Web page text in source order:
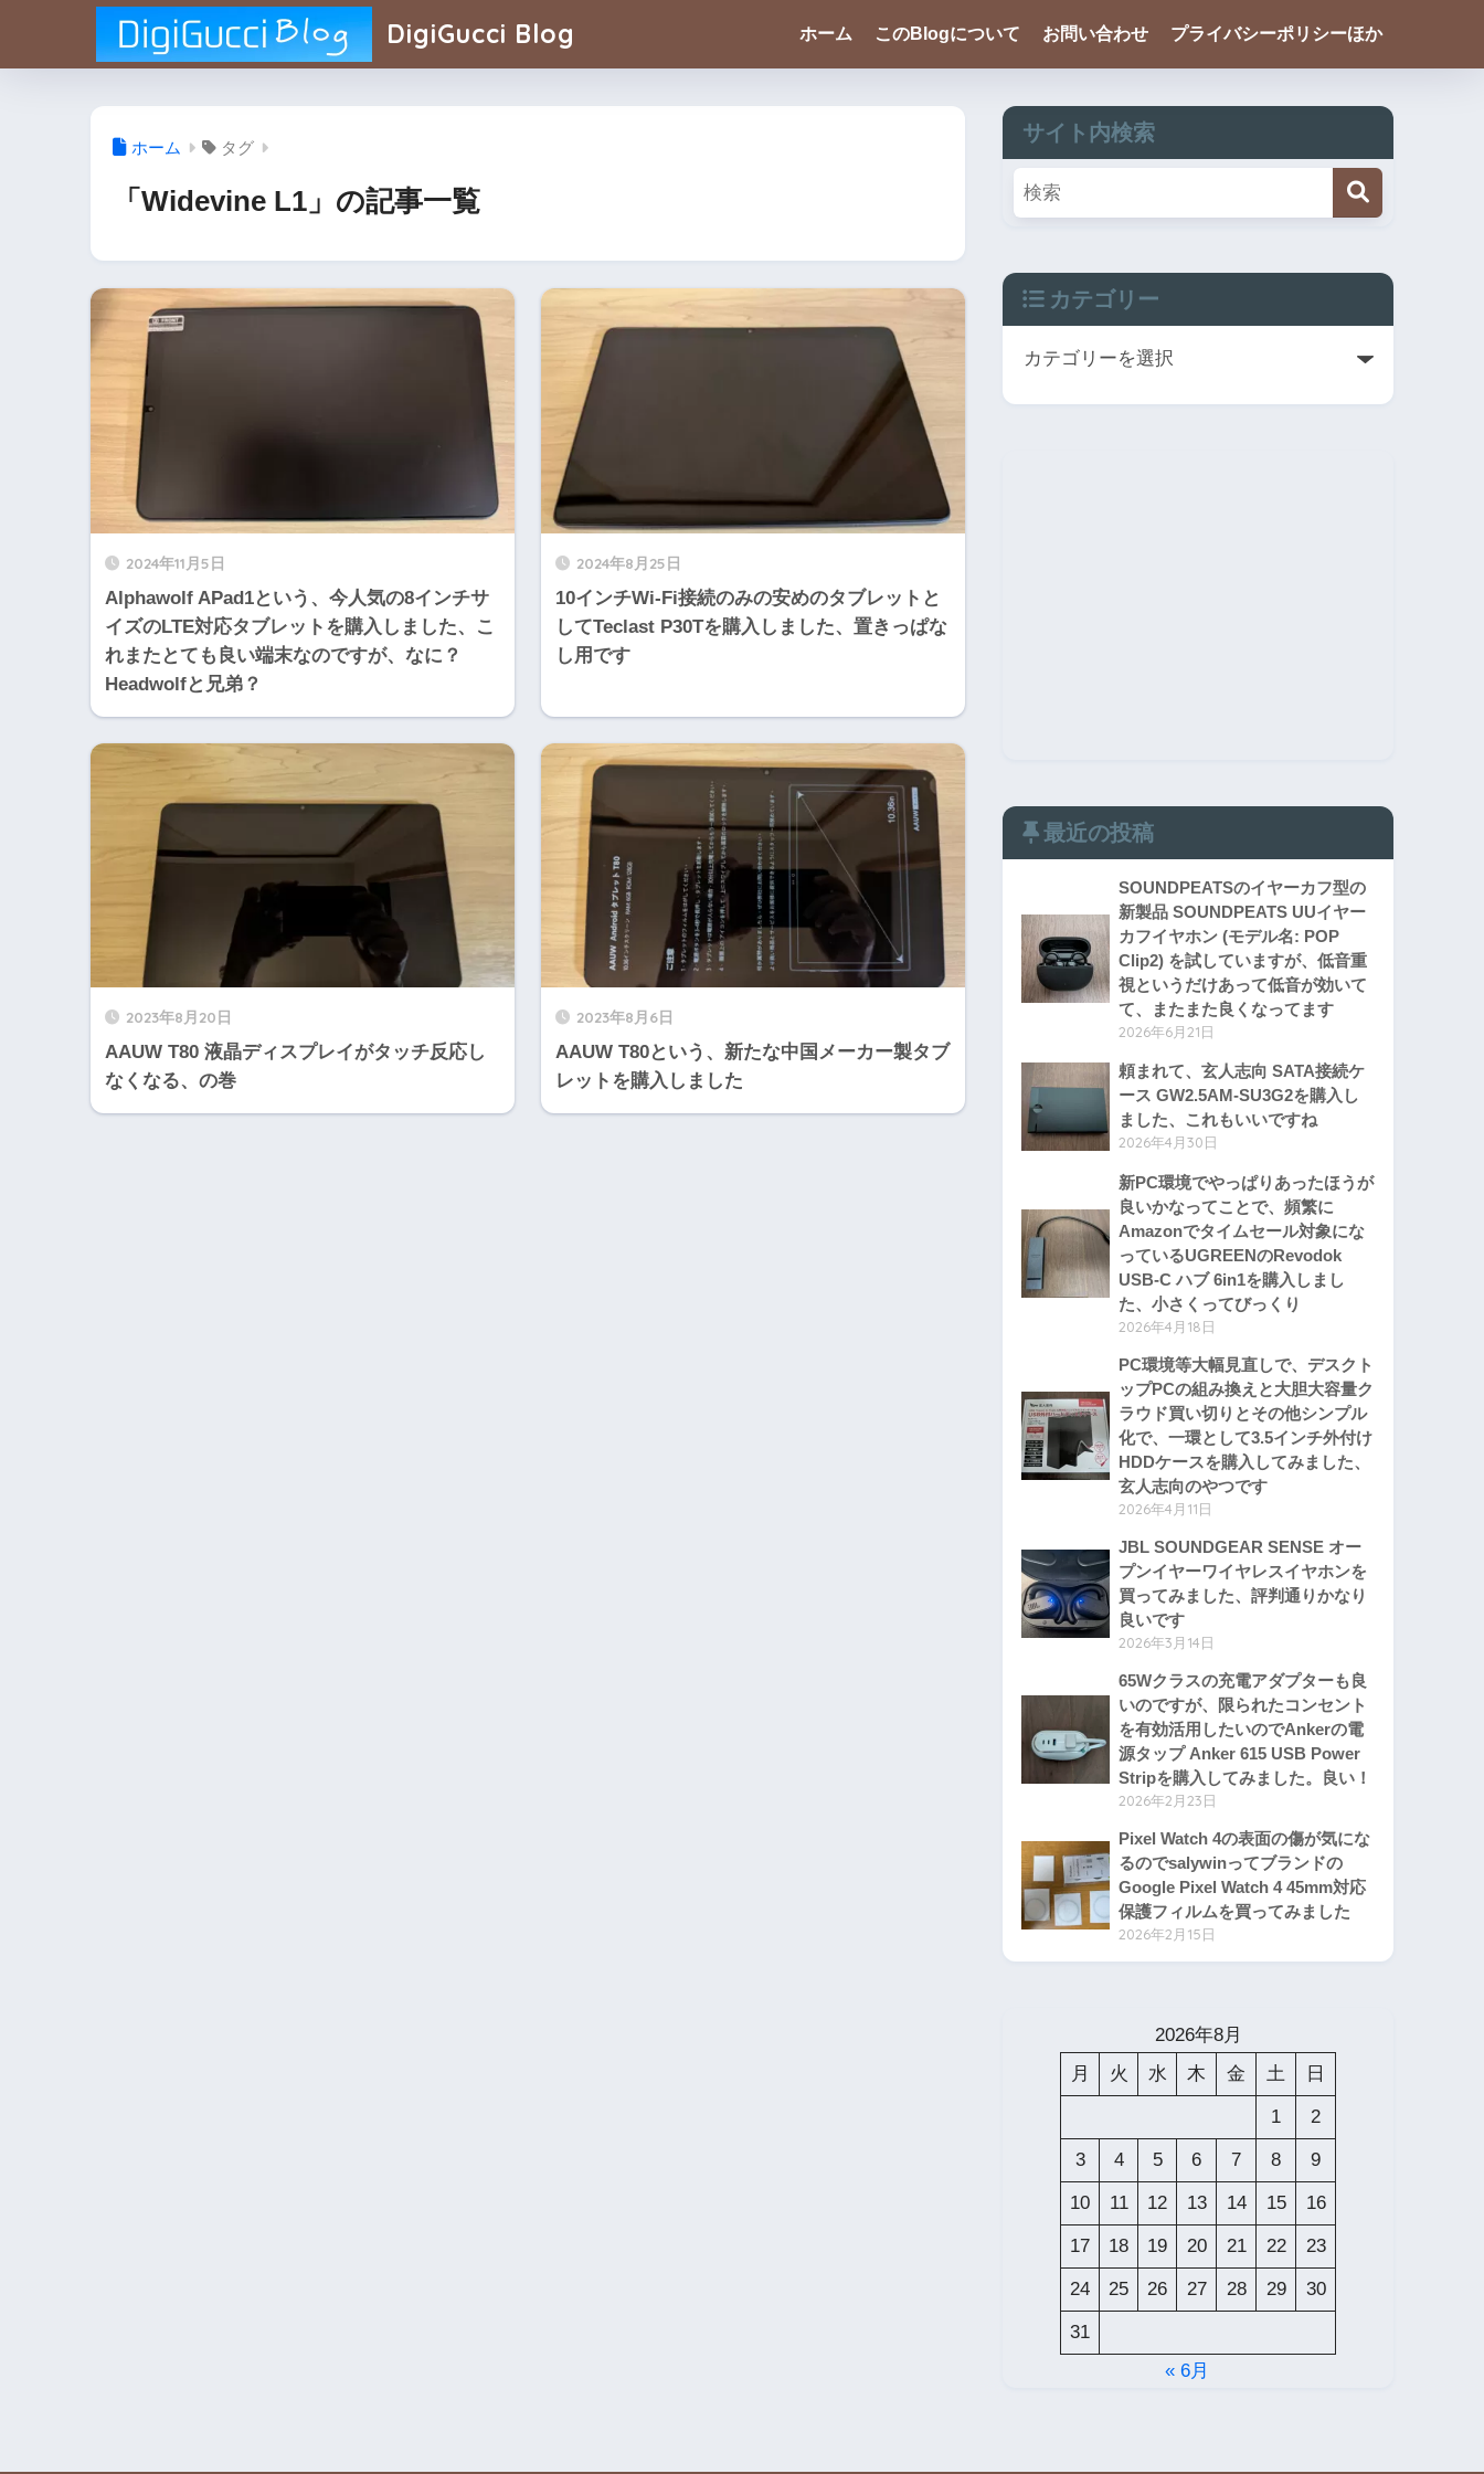
DigiGucci Blog ホーム このBlogについて お問い合わせ プライバシーポリシーほか
ホーム タグ
「Widevine L1」の記事一覧
2024年11月5日
Alphawolf APad1という、今人気の8インチサ
イズのLTE対応タブレットを購入しました、こ
れまたとても良い端末なのですが、なに？
Headwolfと兄弟？
2024年8月25日
10インチWi-Fi接続のみの安めのタブレットと
してTeclast P30Tを購入しました、置きっぱな
し用です
2023年8月20日
AAUW T80 液晶ディスプレイがタッチ反応し
なくなる、の巻
2023年8月6日
AAUW T80という、新たな中国メーカー製タブ
レットを購入しました
サイト内検索
カテゴリー
最近の投稿
SOUNDPEATSのイヤーカフ型の
新製品 SOUNDPEATS UUイヤー
カフイヤホン (モデル名: POP
Clip2) を試していますが、低音重
視というだけあって低音が効いて
て、またまた良くなってます
2026年6月21日
頼まれて、玄人志向 SATA接続ケ
ース GW2.5AM-SU3G2を購入し
ました、これもいいですね
2026年4月30日
新PC環境でやっぱりあったほうが
良いかなってことで、頻繁に
Amazonでタイムセール対象にな
っているUGREENのRevodok
USB-C ハブ 6in1を購入しまし
た、小さくってびっくり
2026年4月18日
PC環境等大幅見直しで、デスクト
ップPCの組み換えと大胆大容量ク
ラウド買い切りとその他シンプル
化で、一環として3.5インチ外付け
HDDケースを購入してみました、
玄人志向のやつです
2026年4月11日
JBL SOUNDGEAR SENSE オー
プンイヤーワイヤレスイヤホンを
買ってみました、評判通りかなり
良いです
2026年3月14日
65Wクラスの充電アダプターも良
いのですが、限られたコンセント
を有効活用したいのでAnkerの電
源タップ Anker 615 USB Power
Stripを購入してみました。良い！
2026年2月23日
Pixel Watch 4の表面の傷が気にな
るのでsalywinってブランドの
Google Pixel Watch 4 45mm対応
保護フィルムを買ってみました
2026年2月15日
2026年8月
月
火 水 木 金 土 日
1 2
3 4 5 6 7 8 9
10 11 12 13 14 15 16
17 18 19 20 21 22 23
24 25 26 27 28 29 30
31
« 6月